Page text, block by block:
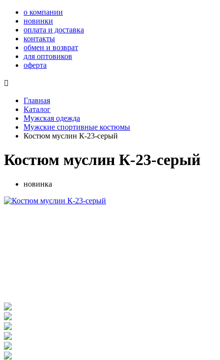
о компании
новинки
оплата и доставка
контакты
обмен и возврат
для оптовиков
оферта

Главная
Каталог
Мужская одежда
Мужские спортивные костюмы
Костюм муслин К-23-серый
Костюм муслин К-23-серый
новинка